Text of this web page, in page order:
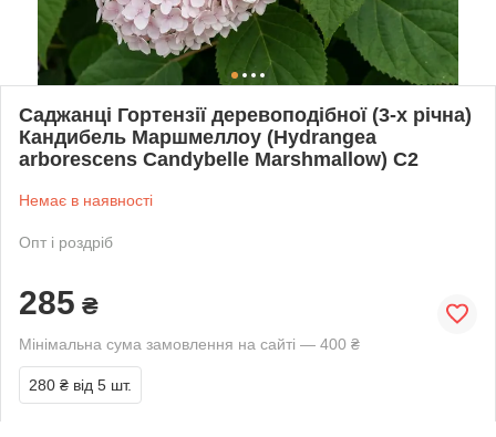
Саджанці Гортензії деревоподібної (3-х річна)
Кандибель Маршмеллоу (Hydrangea
arborescens Candybelle Marshmallow) С2
Немає в наявності
Опт і роздріб
285 ₴
Мінімальна сума замовлення на сайті — 400 ₴
280 ₴ від 5 шт.